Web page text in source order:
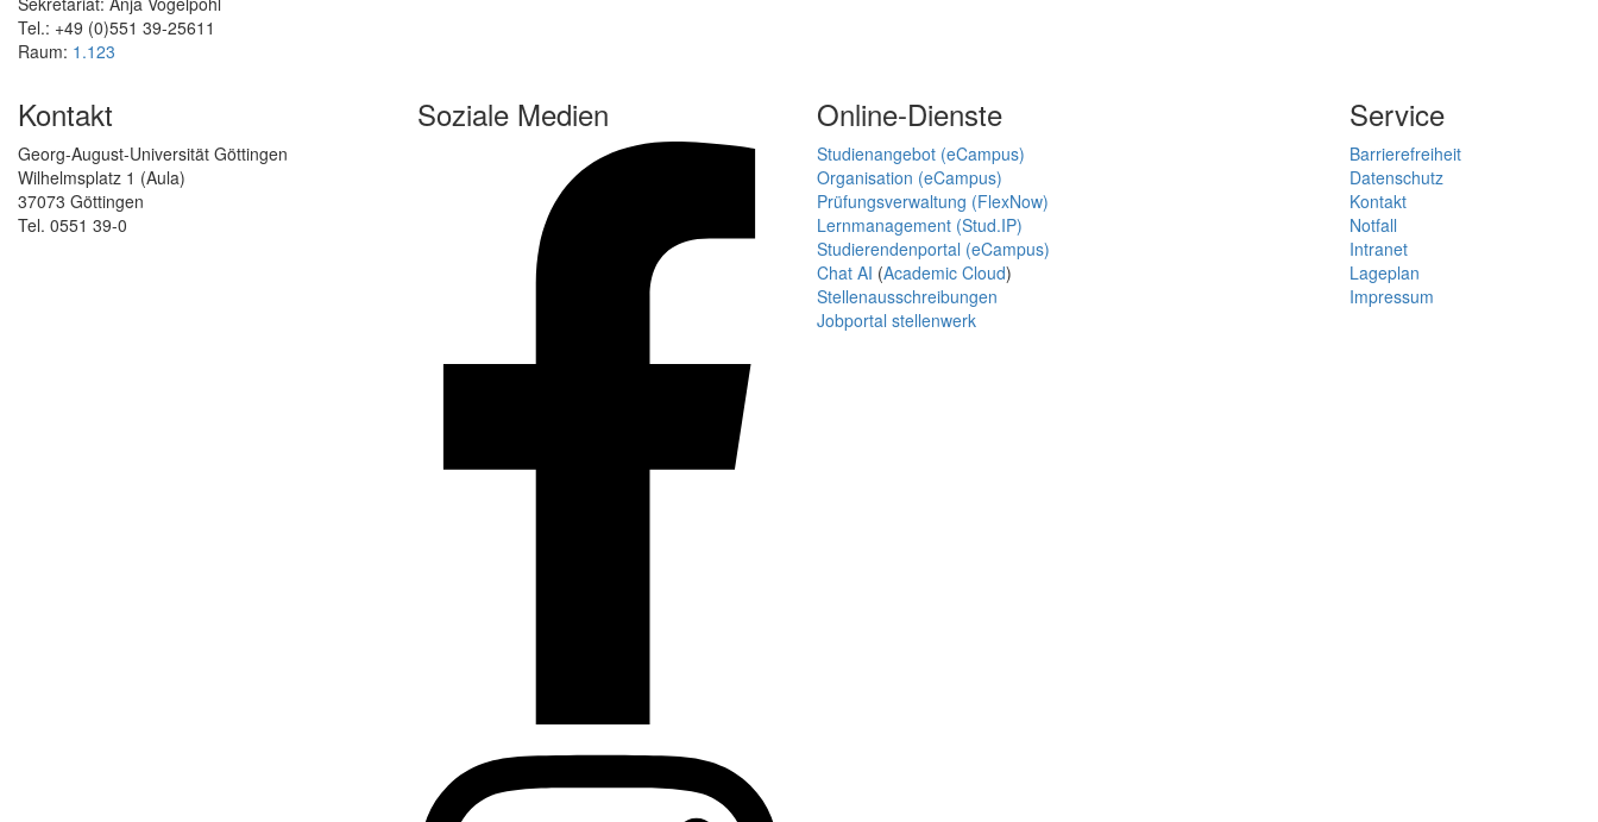
Tel.: +49 (0)551 39-25611
Raum: 1.123
Kontakt
Georg-August-Universität Göttingen
Wilhelmsplatz 1 (Aula)
37073 Göttingen
Tel. 0551 39-0
Soziale Medien Online-Dienste
Studienangebot (eCampus)
Organisation (eCampus)
Prüfungsverwaltung (FlexNow)
Lernmanagement (Stud.IP)
Studierendenportal (eCampus)
Chat AI (Academic Cloud)
Stellenausschreibungen
Jobportal stellenwerk
Service
Barrierefreiheit
Datenschutz
Kontakt
Notfall
Intranet
Lageplan
Impressum